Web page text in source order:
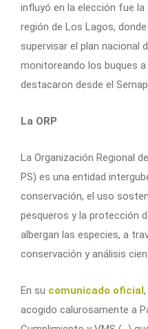
influyó en la elección fue la
región de Los Lagos,
supervisar el plan nacional
monitoreando los buques a
destacaron desde el
La ORP
La Organización Regional
PS) es una entidad
conservación, el uso
pesqueros y la protección
albergan las especies, a
conservación y análisis
En su comunicado oficial
acogido calurosamente a